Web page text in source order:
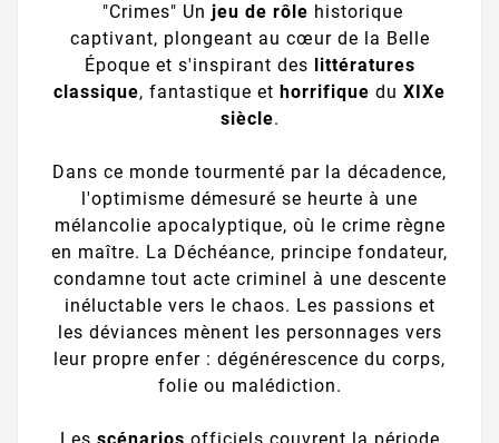
"Crimes" Un jeu de rôle historique
captivant, plongeant au cœur de la Belle
Époque et s'inspirant des
littératures
classique, fantastique et horrifique du XIXe
siècle.
Dans ce monde tourmenté par la décadence,
l'optimisme démesuré se heurte à une
mélancolie apocalyptique, où le crime règne
en maître. La Déchéance, principe fondateur,
condamne tout acte criminel à une descente
inéluctable vers le chaos. Les passions et
les déviances mènent les personnages vers
leur propre enfer : dégénérescence du corps,
folie ou malédiction.